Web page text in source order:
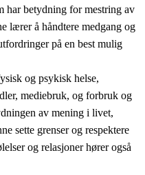
og danning
har betydning for mestring av
lærer å håndtere medgang og
på en best mulig
og psykisk helse,
mediebruk, og forbruk og
av mening i livet,
sette grenser og respektere
og relasjoner hører også